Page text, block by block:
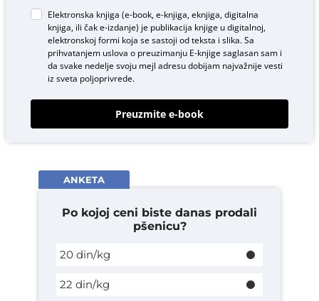
Elektronska knjiga (e-book, e-knjiga, eknjiga, digitalna
knjiga, ili čak e-izdanje) je publikacija knjige u digitalnoj,
elektronskoj formi koja se sastoji od teksta i slika. Sa
prihvatanjem uslova o preuzimanju E-knjigesaglasan sam i
da svake nedelje svoju mejl adresu dobijam najvažnije vesti
iz sveta poljoprivrede.
Preuzmite e-book
ANKETA
Po kojoj ceni biste danas prodali
pšenicu?
20 din/kg
22 din/kg